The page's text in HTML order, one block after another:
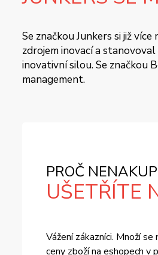
Se značkou Junkers si již
zdrojem inovací a
inovativní silou. Se značkou
management.
PROČ
UŠETŘÍTE
Vážení zákazníci. Množí
ceny zboží na eshopech v